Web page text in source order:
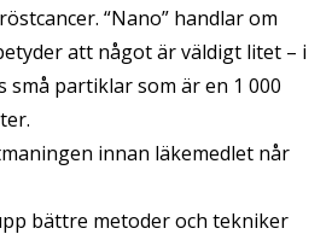
“Nano” handlar om
att något är väldigt litet – i
små partiklar som är en 1 000
innan läkemedlet når
bättre metoder och tekniker